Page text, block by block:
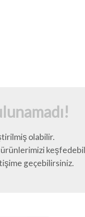
olabilir.
geçebilirsiniz.